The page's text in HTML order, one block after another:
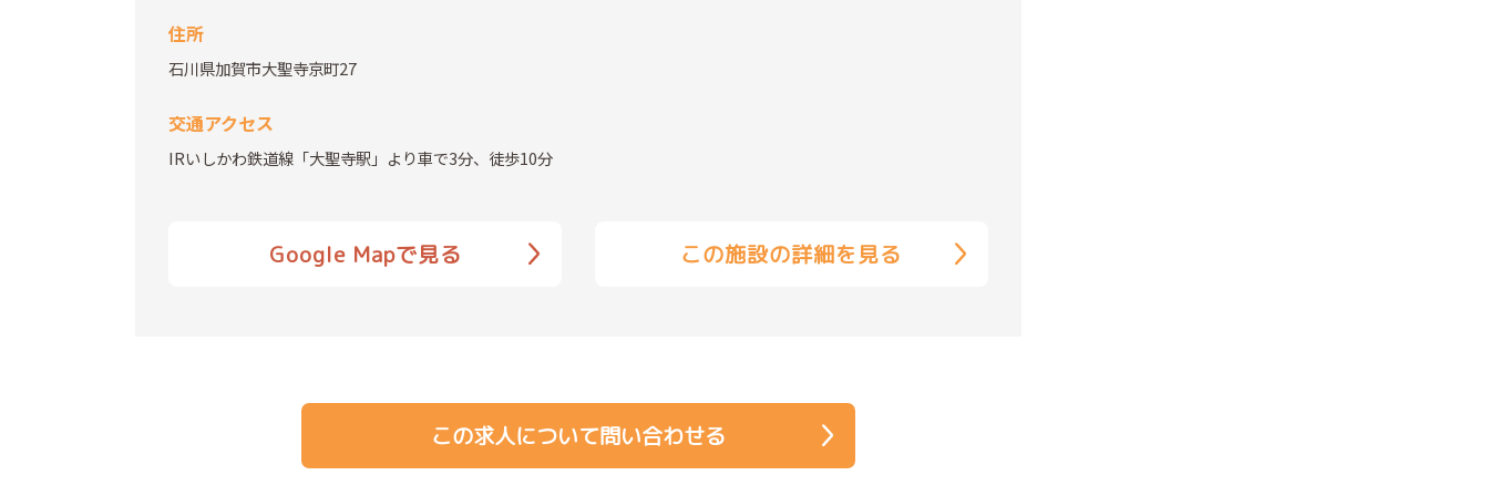
住所
石川県加賀市大聖寺京町27
交通アクセス
IRいしかわ鉄道線「大聖寺駅」より車で3分、徒歩10分
Google Mapで見る この施設の詳細を見る
この求人について問い合わせる